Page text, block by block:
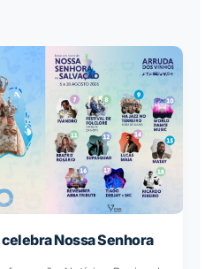
Nossa Senhora